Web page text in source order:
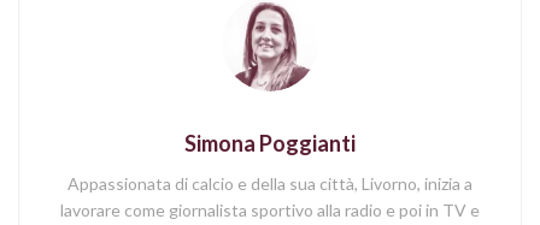
Simona Poggianti
Appassionata di calcio e della sua città, Livorno, inizia a
lavorare come giornalista sportivo alla radio e poi in TV e